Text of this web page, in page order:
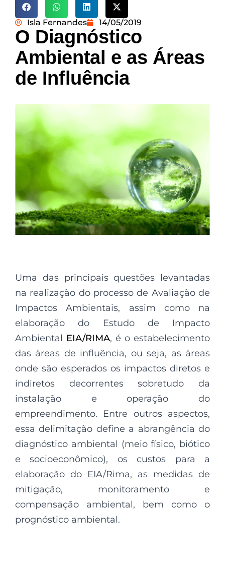
Isla Fernandes 14/05/2019
O Diagnóstico
Ambiental e as Áreas
de Influência
Uma das principais questões levantadas
na realização do processo de Avaliação de
Impactos Ambientais, assim como na
elaboração do Estudo de Impacto
Ambiental EIA/RIMA, é o estabelecimento
das áreas de influência, ou seja, as áreas
onde são esperados os impactos diretos e
indiretos decorrentes sobretudo da
instalação e operação do
empreendimento. Entre outros aspectos,
essa delimitação define a abrangência do
diagnóstico ambiental (meio físico, biótico
e socioeconômico), os custos para a
elaboração do EIA/Rima, as medidas de
mitigação, monitoramento e
compensação ambiental, bem como o
prognóstico ambiental.